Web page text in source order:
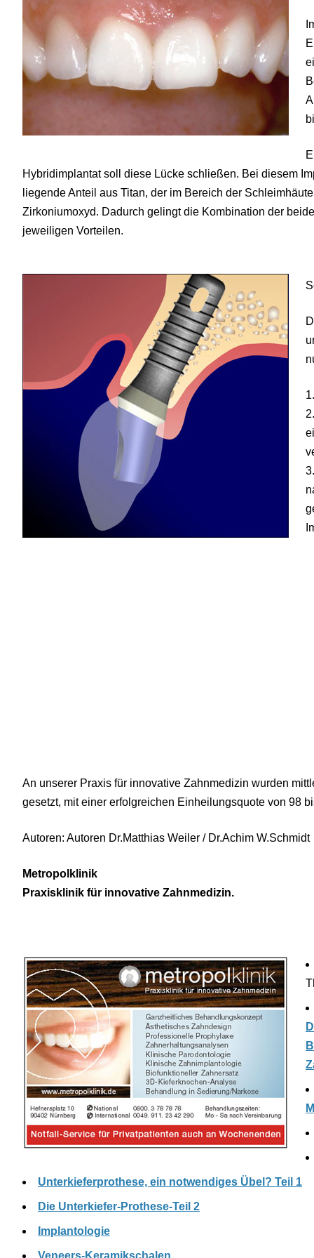
Hybridimplantat soll diese Lücke schließen. Bei diesem
liegende Anteil aus Titan, der im Bereich der
Zirkoniumoxyd. Dadurch gelingt die Kombination der
jeweiligen Vorteilen.
An unserer Praxis für innovative Zahnmedizin wurden
gesetzt, mit einer erfolgreichen Einheilungsquote von 98
Autoren: Autoren Dr.Matthias Weiler / Dr.Achim W.Schmidt
Metropolklinik
Praxisklinik für innovative Zahnmedizin.
Unterkieferprothese, ein notwendiges Übel? Teil 1
Die Unterkiefer-Prothese-Teil 2
Implantologie